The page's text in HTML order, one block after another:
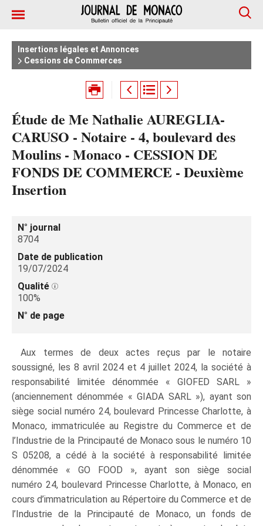
Insertions légales et Annonces
Cessions de Commerces
Étude de Me Nathalie AUREGLIA-
CARUSO - Notaire - 4, boulevard des
Moulins - Monaco - CESSION DE
FONDS DE COMMERCE - Deuxième
Insertion
N° journal
8704
Date de publication
19/07/2024
Qualité
100%
N° de page
Aux termes de deux actes reçus par le notaire
soussigné, les 8 avril 2024 et 4 juillet 2024, la société à
responsabilité limitée dénommée « GIOFED SARL »
(anciennement dénommée « GIADA SARL »), ayant son
siège social numéro 24, boulevard Princesse Charlotte, à
Monaco, immatriculée au Registre du Commerce et de
l’Industrie de la Principauté de Monaco sous le numéro 10
S 05208, a cédé à la société à responsabilité limitée
dénommée « GO FOOD », ayant son siège social
numéro 24, boulevard Princesse Charlotte, à Monaco, en
cours d’immatriculation au Répertoire du Commerce et de
l’Industrie de la Principauté de Monaco, un fonds de